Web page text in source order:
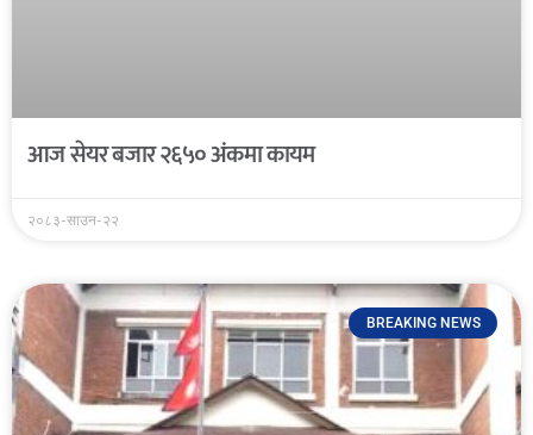
आज सेयर बजार २६५० अंकमा कायम
२०८३-साउन-२२
BREAKING NEWS